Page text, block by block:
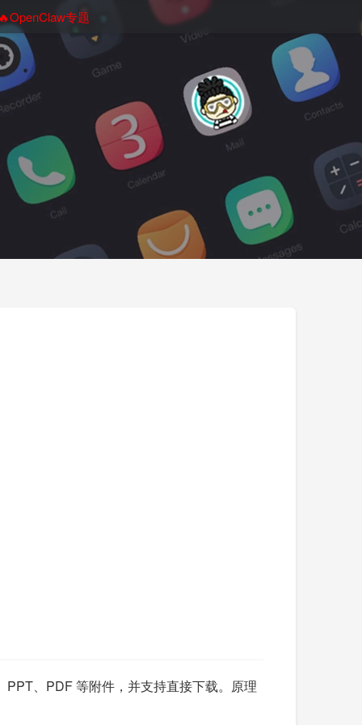
专题
、PDF 等附件，并支持直接下载。原理